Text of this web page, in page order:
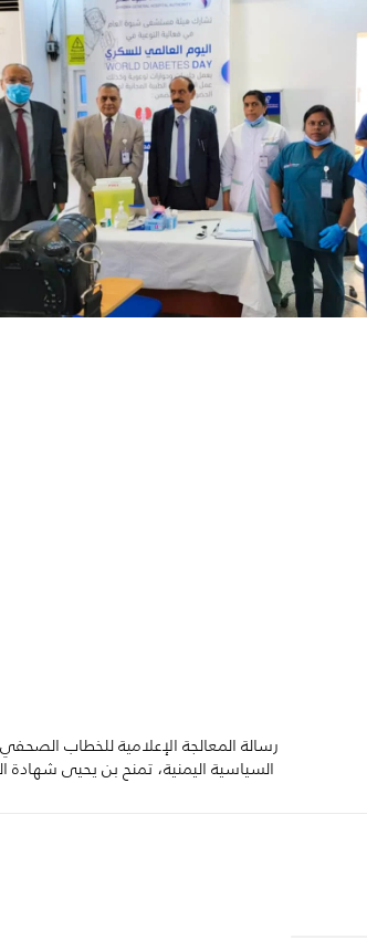
رسالة المعالجة الإعلامية للخطاب
السياسية اليمنية، تمنح بن يحيى شهادة